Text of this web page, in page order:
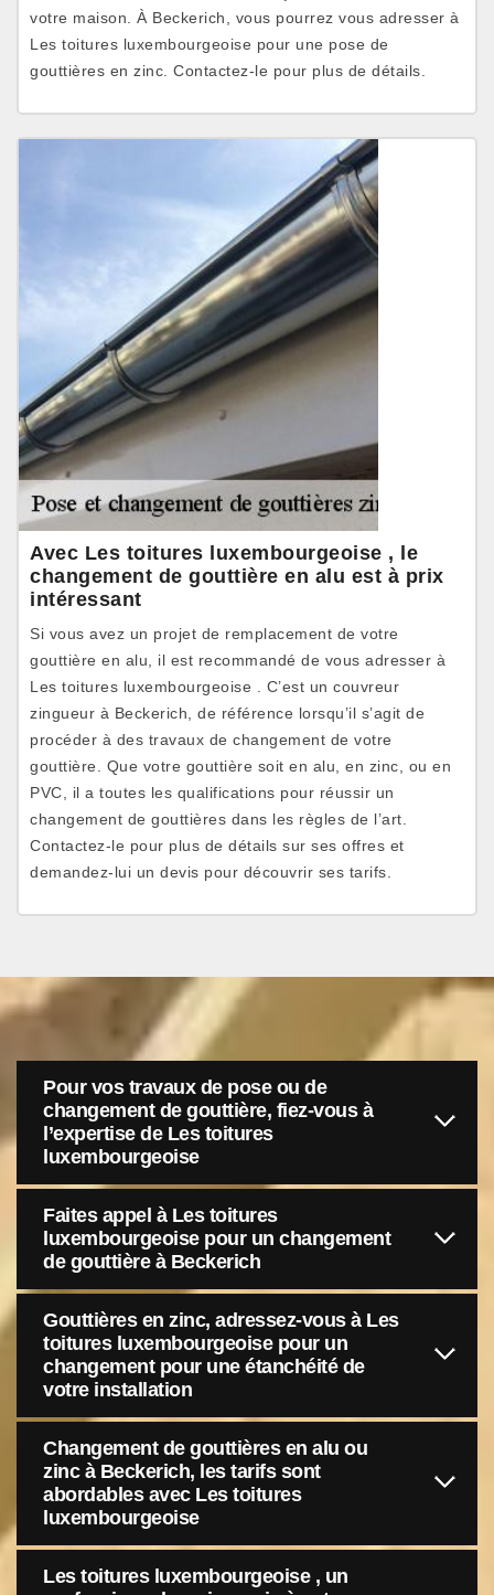
votre maison. À Beckerich, vous pourrez vous adresser à
Les toitures luxembourgeoise pour une pose de
gouttières en zinc. Contactez-le pour plus de détails.
Avec Les toitures luxembourgeoise , le
changement de gouttière en alu est à prix
intéressant
Si vous avez un projet de remplacement de votre
gouttière en alu, il est recommandé de vous adresser à
Les toitures luxembourgeoise . C’est un couvreur
zingueur à Beckerich, de référence lorsqu’il s’agit de
procéder à des travaux de changement de votre
gouttière. Que votre gouttière soit en alu, en zinc, ou en
PVC, il a toutes les qualifications pour réussir un
changement de gouttières dans les règles de l’art.
Contactez-le pour plus de détails sur ses offres et
demandez-lui un devis pour découvrir ses tarifs.
Pour vos travaux de pose ou de
changement de gouttière, fiez-vous à
l’expertise de Les toitures
luxembourgeoise
Faites appel à Les toitures
luxembourgeoise pour un changement
de gouttière à Beckerich
Gouttières en zinc, adressez-vous à Les
toitures luxembourgeoise pour un
changement pour une étanchéité de
votre installation
Changement de gouttières en alu ou
zinc à Beckerich, les tarifs sont
abordables avec Les toitures
luxembourgeoise
Les toitures luxembourgeoise , un